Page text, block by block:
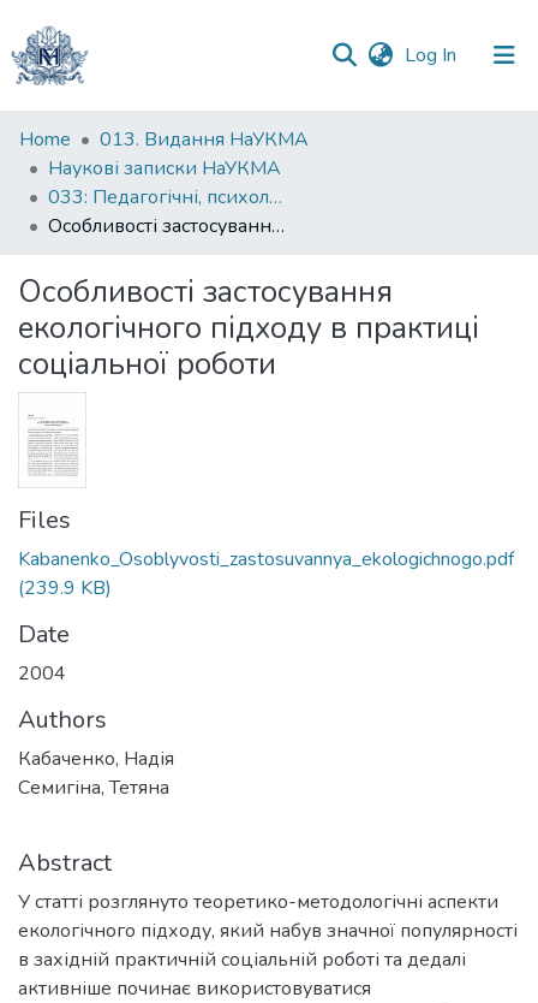
Log In (current)
Communities
&
Collections
Statistics
Home
013. Видання НаУКМА
Наукові записки НаУКМА
033: Педагогічні, психологічні науки та соціальна робота
Особливості застосування екологічного підходу в практиці соціальної роботи
Особливості застосування
екологічного підходу в практиці
соціальної роботи
Files
Kabanenko_Osoblyvosti_zastosuvannya_ekologichnogo.pdf
(239.9 KB)
Date
2004
Authors
Кабаченко, Надія
Семигіна, Тетяна
Abstract
У статті розглянуто теоретико-методологічні аспекти
екологічного підходу, який набув значної популярності
в західній практичній соціальній роботі та дедалі
активніше починає використовуватися